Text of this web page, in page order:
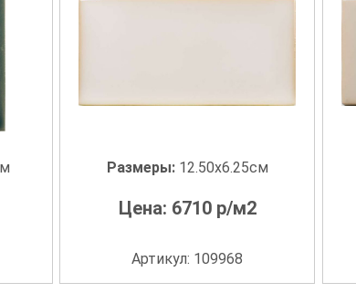
Размеры: 12.50x6.25см
Цена: 6710р/м2
Артикул: 109968